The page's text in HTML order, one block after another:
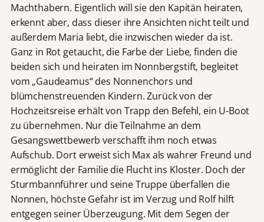
Machthabern. Eigentlich will sie den Kapitän heiraten,
erkennt aber, dass dieser ihre Ansichten nicht teilt und
außerdem Maria liebt, die inzwischen wieder da ist.
Ganz in Rot getaucht, die Farbe der Liebe, finden die
beiden sich und heiraten im Nonnbergstift, begleitet
vom „Gaudeamus“ des Nonnenchors und
blümchenstreuenden Kindern. Zurück von der
Hochzeitsreise erhält von Trapp den Befehl, ein U-Boot
zu übernehmen. Nur die Teilnahme an dem
Gesangswettbewerb verschafft ihm noch etwas
Aufschub. Dort erweist sich Max als wahrer Freund und
ermöglicht der Familie die Flucht ins Kloster. Doch der
Sturmbannführer und seine Truppe überfallen die
Nonnen, höchste Gefahr ist im Verzug und Rolf hilft
entgegen seiner Überzeugung. Mit dem Segen der